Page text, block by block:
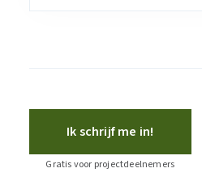
Ik schrijf me in!
Gratis voor projectdeelnemers